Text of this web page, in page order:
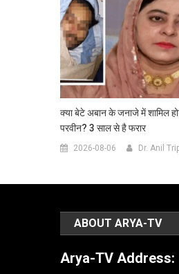
क्या बेटे अबान के जनाजे में शामिल
परवीन? 3 साल से है फरार
2026-08-06 Dr. Anil
ABOUT ARYA-TV
Arya-TV Address: